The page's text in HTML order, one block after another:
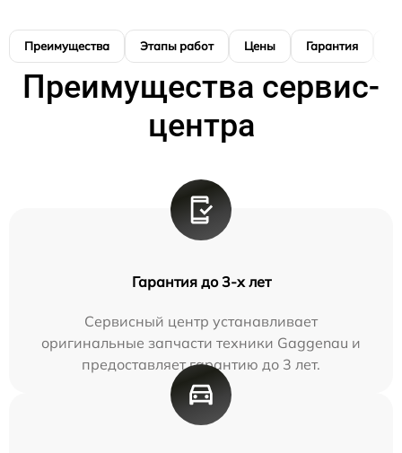
Преимущества Этапы работ Цены Гарантия
Преимущества сервис-
центра
Гарантия до 3-х лет
Сервисный центр устанавливает
оригинальные запчасти техники Gaggenau и
предоставляет гарантию до 3 лет.